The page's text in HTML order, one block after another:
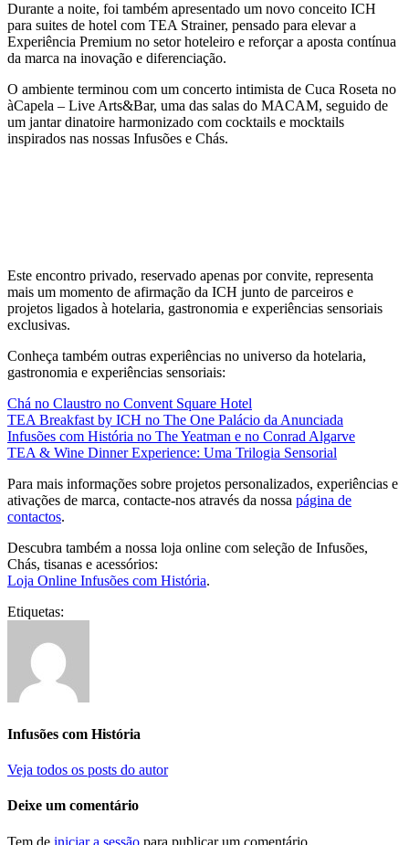
Durante a noite, foi também apresentado um novo conceito ICH
para suites de hotel com TEA Strainer, pensado para elevar a
Experiência Premium no setor hoteleiro e reforçar a aposta contínua
da marca na inovação e diferenciação.
O ambiente terminou com um concerto intimista de Cuca Roseta no
àCapela – Live Arts&Bar, uma das salas do MACAM, seguido de
um jantar dinatoire harmonizado com cocktails e mocktails
inspirados nas nossas Infusões e Chás.
Este encontro privado, reservado apenas por convite, representa
mais um momento de afirmação da ICH junto de parceiros e
projetos ligados à hotelaria, gastronomia e experiências sensoriais
exclusivas.
Conheça também outras experiências no universo da hotelaria,
gastronomia e experiências sensoriais:
Chá no Claustro no Convent Square Hotel
TEA Breakfast by ICH no The One Palácio da Anunciada
Infusões com História no The Yeatman e no Conrad Algarve
TEA & Wine Dinner Experience: Uma Trilogia Sensorial
Para mais informações sobre projetos personalizados, experiências e
ativações de marca, contacte-nos através da nossa página de
contactos.
Descubra também a nossa loja online com seleção de Infusões,
Chás, tisanas e acessórios:
Loja Online Infusões com História.
Etiquetas:
Infusões com História
Veja todos os posts do autor
Deixe um comentário
Tem de iniciar a sessão para publicar um comentário.